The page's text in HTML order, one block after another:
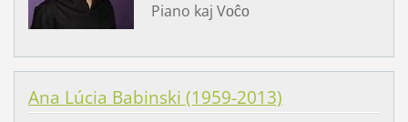
Piano kaj Voĉo
Ana Lúcia Babinski (1959-2013)